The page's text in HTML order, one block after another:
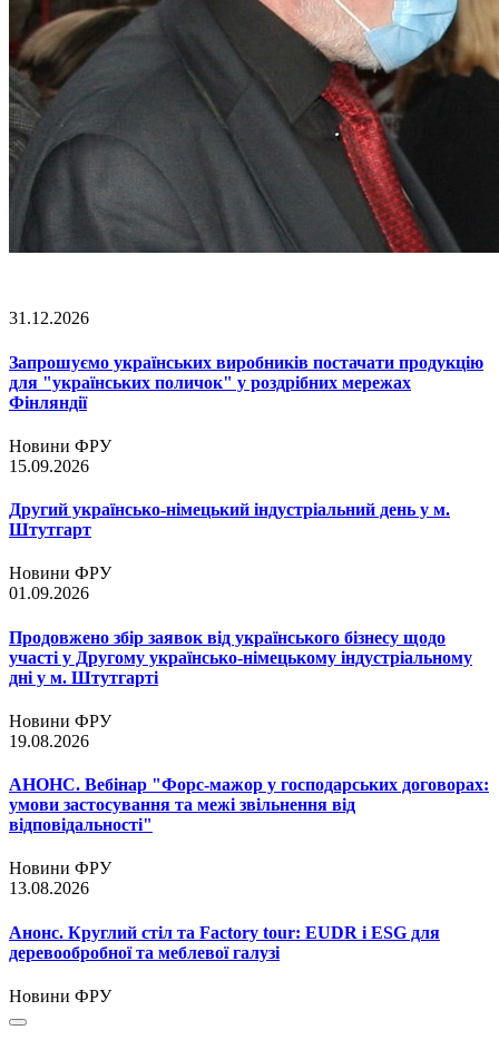
31.12.2026
Запрошуємо українських виробників постачати продукцію
для "українських поличок" у роздрібних мережах
Фінляндії
Новини ФРУ
15.09.2026
Другий українсько-німецький індустріальний день у м.
Штутгарт
Новини ФРУ
01.09.2026
Продовжено збір заявок від українського бізнесу щодо
участі у Другому українсько-німецькому індустріальному
дні у м. Штутгарті
Новини ФРУ
19.08.2026
АНОНС. Вебінар "Форс-мажор у господарських договорах:
умови застосування та межі звільнення від
відповідальності"
Новини ФРУ
13.08.2026
Анонс. Круглий стіл та Factory tour: EUDR і ESG для
деревообробної та меблевої галузі
Новини ФРУ